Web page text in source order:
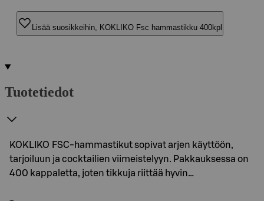
Lisää suosikkeihin, KOKLIKO Fsc hammastikku 400kpl
Tuotetiedot
KOKLIKO FSC-hammastikut sopivat arjen käyttöön,
tarjoiluun ja cocktailien viimeistelyyn. Pakkauksessa on
400 kappaletta, joten tikkuja riittää hyvin…